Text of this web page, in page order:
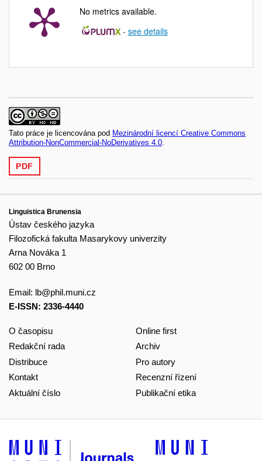
No metrics available.
- see details
Tato práce je licencována pod Mezinárodní licencí Creative Commons
Attribution-NonCommercial-NoDerivatives 4.0.
PDF
Linguistica Brunensia
Ústav českého jazyka
Filozofická fakulta Masarykovy univerzity
Arna Nováka 1
602 00 Brno
Email: lb@phil.muni.cz
E-ISSN: 2336-4440
O časopisu
Redakční rada
Distribuce
Kontakt
Aktuální číslo
Online first
Archiv
Pro autory
Recenzní řízení
Publikační etika